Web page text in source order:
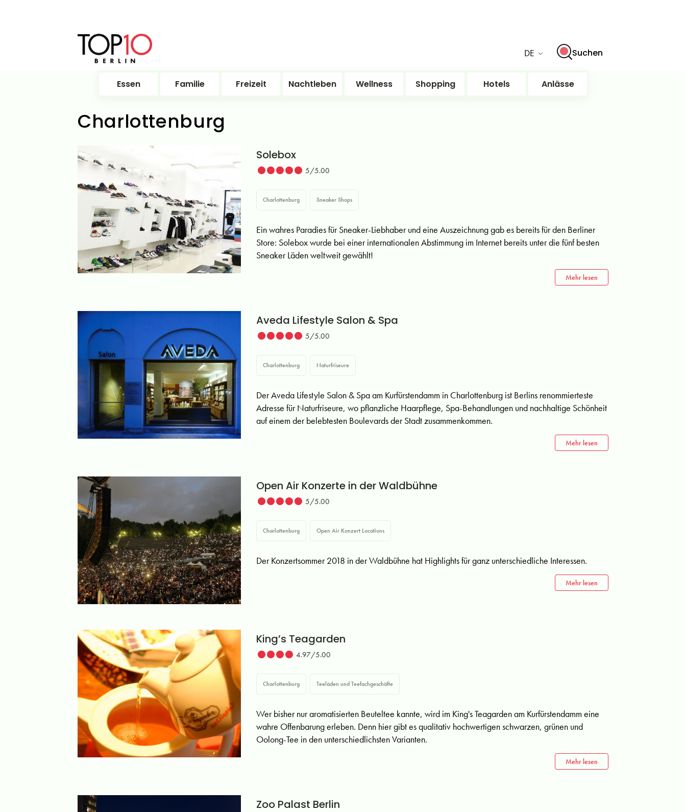
DE Suchen
Essen Familie Freizeit Nachtleben Wellness Shopping Hotels Anlässe
Charlottenburg
Solebox
5/5.00
Charlottenburg Sneaker Shops
Ein wahres Paradies für Sneaker-Liebhaber und eine Auszeichnung gab es bereits für den Berliner
Store: Solebox wurde bei einer internationalen Abstimmung im Internet bereits unter die fünf besten
Sneaker Läden weltweit gewählt!
Mehr lesen
Aveda Lifestyle Salon & Spa
5/5.00
Charlottenburg Naturfriseure
Der Aveda Lifestyle Salon & Spa am Kurfürstendamm in Charlottenburg ist Berlins renommierteste
Adresse für Naturfriseure, wo pflanzliche Haarpflege, Spa-Behandlungen und nachhaltige Schönheit
auf einem der belebtesten Boulevards der Stadt zusammenkommen.
Mehr lesen
Open Air Konzerte in der Waldbühne
5/5.00
Charlottenburg Open Air Konzert Locations
Der Konzertsommer 2018 in der Waldbühne hat Highlights für ganz unterschiedliche Interessen.
Mehr lesen
King’s Teagarden
4.97/5.00
Charlottenburg Teeläden und Teefachgeschäfte
Wer bisher nur aromatisierten Beuteltee kannte, wird im King's Teagarden am Kurfürstendamm eine
wahre Offenbarung erleben. Denn hier gibt es qualitativ hochwertigen schwarzen, grünen und
Oolong-Tee in den unterschiedlichsten Varianten.
Mehr lesen
Zoo Palast Berlin